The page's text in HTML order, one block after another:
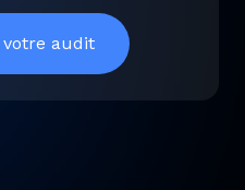
votre audit